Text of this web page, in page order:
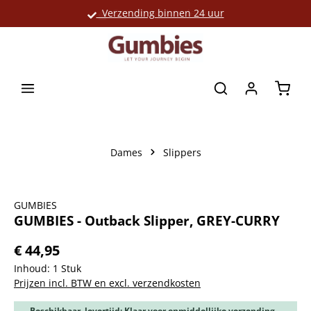
Verzending binnen 24 uur
Grote productselectie
Dames Slippers
GUMBIES
GUMBIES - Outback Slipper, GREY-CURRY
€ 44,95
Inhoud: 1 Stuk
Prijzen incl. BTW en excl. verzendkosten